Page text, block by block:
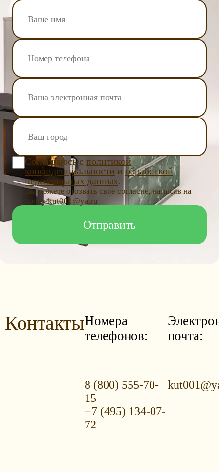
Соглашаюсь с политикой
конфиденциальности и обработкой
персональных данных.
Вы можете отозвать своё согласие, написав на
почту kut001@ya.ru
КонтактыНомера
телефонов:
8 (800) 555-70-
15
+7 (495) 134-07-
72
почта: